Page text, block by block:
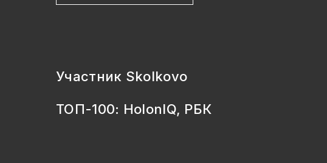
Участник Skolkovo
ТОП-100: HolonIQ, РБК